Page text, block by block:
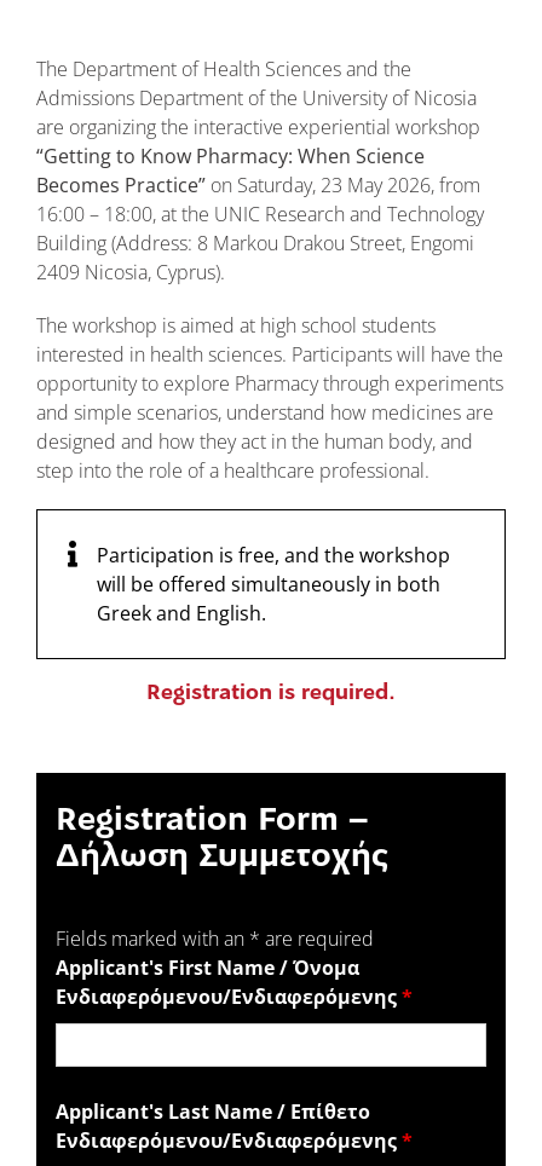
The Department of Health Sciences and the
Admissions Department of the University of Nicosia
are organizing the interactive experiential workshop
“Getting to Know Pharmacy: When Science
Becomes Practice”on Saturday, 23 May 2026, from
16:00 – 18:00, at the UNIC Research and Technology
Building (Address: 8 Markou Drakou Street, Engomi
2409 Nicosia, Cyprus).
The workshop is aimed at high school students
interested in health sciences. Participants will have the
opportunity to explore Pharmacy through experiments
and simple scenarios, understand how medicines are
designed and how they act in the human body, and
step into the role of a healthcare professional.
Participation is free, and the workshop
will be offered simultaneously in both
Greek and English.
Registration is required.
Registration Form –
Δήλωση Συμμετοχής
Fields marked with an * are required
Applicant's First Name / Όνομα
Ενδιαφερόμενου/Ενδιαφερόμενης*
Applicant's Last Name / Επίθετο
Ενδιαφερόμενου/Ενδιαφερόμενης*